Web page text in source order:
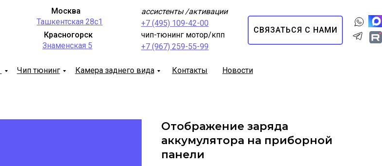
Ташкентская 28с1
Знаменская 5
ассистенты /активации
+7 (495) 109-42-00
чип-тюнинг мотор/кпп
+7 (967) 259-55-99
Москва
Красногорск
СВЯЗАТЬСЯ С НАМИ
Чип тюнинг Камера заднего вида Контакты Новости
Отображение заряда
аккумулятора на приборной
панели